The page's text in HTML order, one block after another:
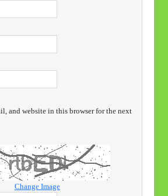
and website in this browser for the next
Change Image